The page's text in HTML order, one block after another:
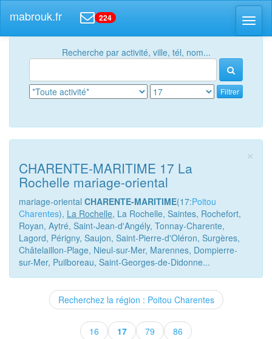
mabrouk.fr 224
Recherche par activité, ville, tél, nom...
Filtrer
×
CHARENTE-MARITIME 17 La
Rochelle mariage-oriental
mariage-oriental CHARENTE-MARITIME(17:Poitou
Charentes), La Rochelle, La Rochelle, Saintes, Rochefort,
Royan, Aytré, Saint-Jean-d'Angély, Tonnay-Charente,
Lagord, Périgny, Saujon, Saint-Pierre-d'Oléron, Surgères,
Châtelaillon-Plage, Nieul-sur-Mer, Marennes, Dompierre-
sur-Mer, Puilboreau, Saint-Georges-de-Didonne...
Recherchez la région : Poitou Charentes
16 17(current)
79 86